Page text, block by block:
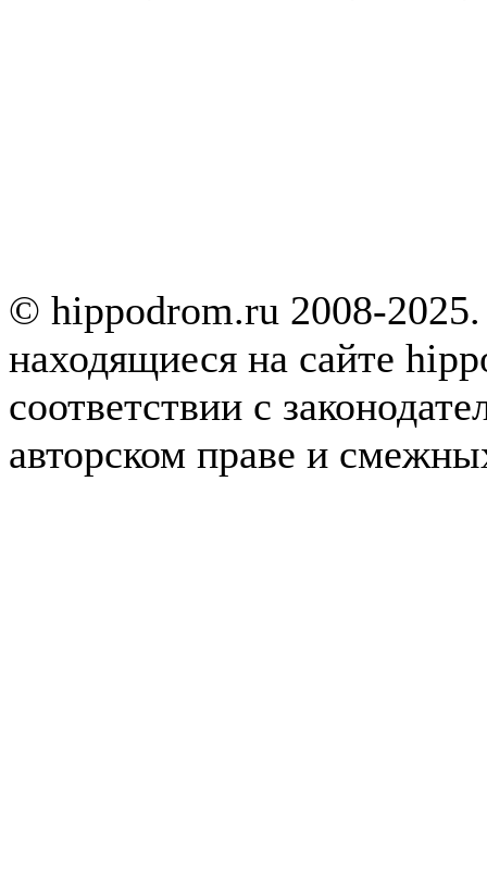
© hippodrom.ru 2008-
находящиеся на сайте
соответствии с
авторском праве и